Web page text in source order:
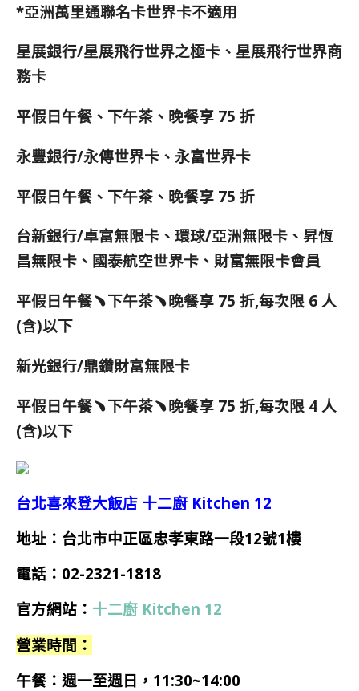
*亞洲萬里通聯名卡世界卡不適用
星展銀行/星展飛行世界之極卡、星展飛行世界商
務卡
平假日午餐、下午茶、晚餐享 75 折
永豐銀行/永傳世界卡、永富世界卡
平假日午餐、下午茶、晚餐享 75 折
台新銀行/卓富無限卡、環球/亞洲無限卡、昇恆
昌無限卡、國泰航空世界卡、財富無限卡會員
平假日午餐﹅下午茶﹅晚餐享 75 折,每次限 6 人
(含)以下
新光銀行/鼎鑽財富無限卡
平假日午餐﹅下午茶﹅晚餐享 75 折,每次限 4 人
(含)以下
台北喜來登大飯店 十二廚 Kitchen 12
地址：台北市中正區忠孝東路一段12號1樓
電話：02-2321-1818
官方網站： 十二廚 Kitchen 12
營業時間：
午餐：週一至週日，11:30~14:00